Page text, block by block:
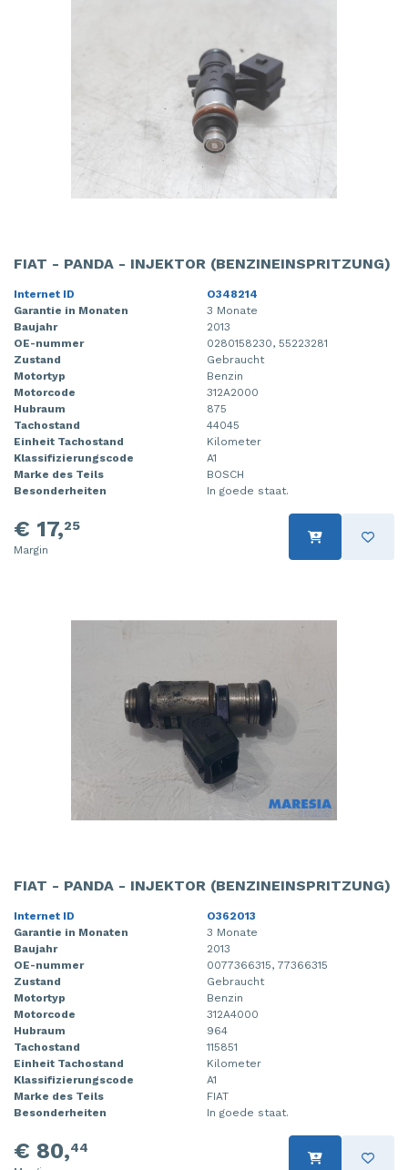
FIAT - PANDA - INJEKTOR (BENZINEINSPRITZUNG)
Internet ID
O348214
Garantie in Monaten
3 Monate
Baujahr
2013
OE-nummer
0280158230, 55223281
Zustand
Gebraucht
Motortyp
Benzin
Motorcode
312A2000
Hubraum
875
Tachostand
44045
Einheit Tachostand
Kilometer
Klassifizierungscode
A1
Marke des Teils
BOSCH
Besonderheiten
In goede staat.
€ 17,25
Margin
FIAT - PANDA - INJEKTOR (BENZINEINSPRITZUNG)
Internet ID
O362013
Garantie in Monaten
3 Monate
Baujahr
2013
OE-nummer
0077366315, 77366315
Zustand
Gebraucht
Motortyp
Benzin
Motorcode
312A4000
Hubraum
964
Tachostand
115851
Einheit Tachostand
Kilometer
Klassifizierungscode
A1
Marke des Teils
FIAT
Besonderheiten
In goede staat.
€ 80,44